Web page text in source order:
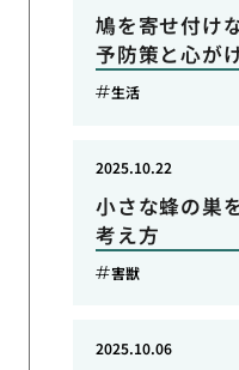
鳩を寄せ付け
予防策と心が
生活
小さな蜂の巣
考え方
2025.10.22
害獣
2025.10.06